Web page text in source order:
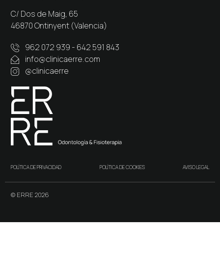
C/ Dos de Maig, 65
46870 Ontinyent (Valencia)
962 072 939 - 642 591 843
info@clinicaerre.com
@clinicaerre
© ERRE 2026
POLÍTICA DE PRIVACIDAD POLÍTICA DE COOKIES AVISO LEGAL